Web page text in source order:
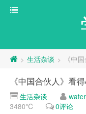
> 生活杂谈 > 《中
《中国合伙人》看
生活杂谈 water
3480℃
0评论